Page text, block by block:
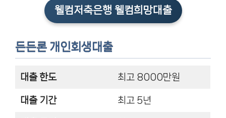
웰컴저축은행 웰컴희망대출
든든론 개인회생대출
대출 한도 최고 8000만원
대출 기간 최고 5년